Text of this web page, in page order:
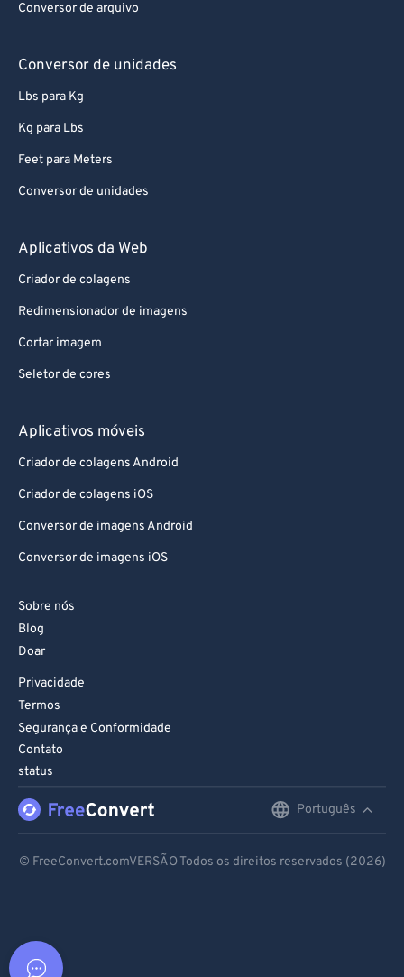
Conversor de arquivo
Conversor de unidades
Lbs para Kg
Kg para Lbs
Feet para Meters
Conversor de unidades
Aplicativos da Web
Criador de colagens
Redimensionador de imagens
Cortar imagem
Seletor de cores
Aplicativos móveis
Criador de colagens Android
Criador de colagens iOS
Conversor de imagens Android
Conversor de imagens iOS
Sobre nós
Blog
Doar
Privacidade
Termos
Segurança e Conformidade
Contato
status
Português
© FreeConvert.comVERSÃO Todos os direitos reservados (2026)